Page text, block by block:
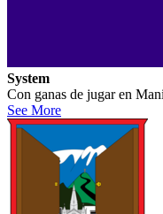
System
Con ganas de jugar en
See More